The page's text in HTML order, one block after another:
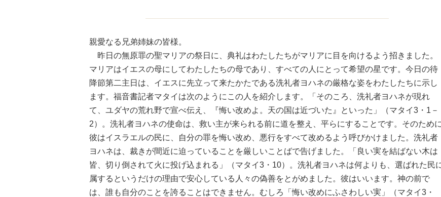
親愛なる兄弟姉妹の皆様。
昨日の無原罪の聖マリアの祭日に、典礼はわたしたちがマリアに目を向けるよう招きました。
マリアはイエスの母にしてわたしたちの母であり、すべての人にとって希望の星です。今日の待
降節第二主日は、イエスに先立って来たかたである洗礼者ヨハネの厳格な姿をわたしたちに示し
ます。福音書記者マタイは次のようにこの人を紹介します。「そのころ、洗礼者ヨハネが現れ
て、ユダヤの荒れ野で宣べ伝え、『悔い改めよ。天の国は近づいた』といった」（マタイ3・1－
2）。洗礼者ヨハネの使命は、救い主が来られる前に道を整え、平らにすることです。そのために
彼はイスラエルの民に、自分の罪を悔い改め、悪行をすべて改めるよう呼びかけました。洗礼者
ヨハネは、裁きが間近に迫っていることを厳しいことばで告げました。「良い実を結ばない木は
皆、切り倒されて火に投げ込まれる」（マタイ3・10）。洗礼者ヨハネは何よりも、選ばれた民
属するというだけの理由で安心している人々の偽善をとがめました。彼はいいます。神の前で
は、誰も自分のことを誇ることはできません。むしろ「悔い改めにふさわしい実」（マタイ3・